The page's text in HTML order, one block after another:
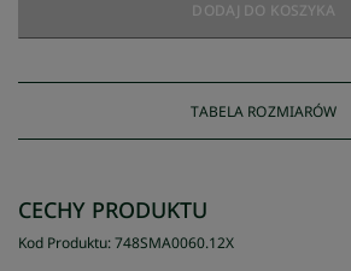
DODAJ DO KOSZYKA
TABELA ROZMIARÓW
CECHY PRODUKTU
Kod Produktu:748SMA0060.12X